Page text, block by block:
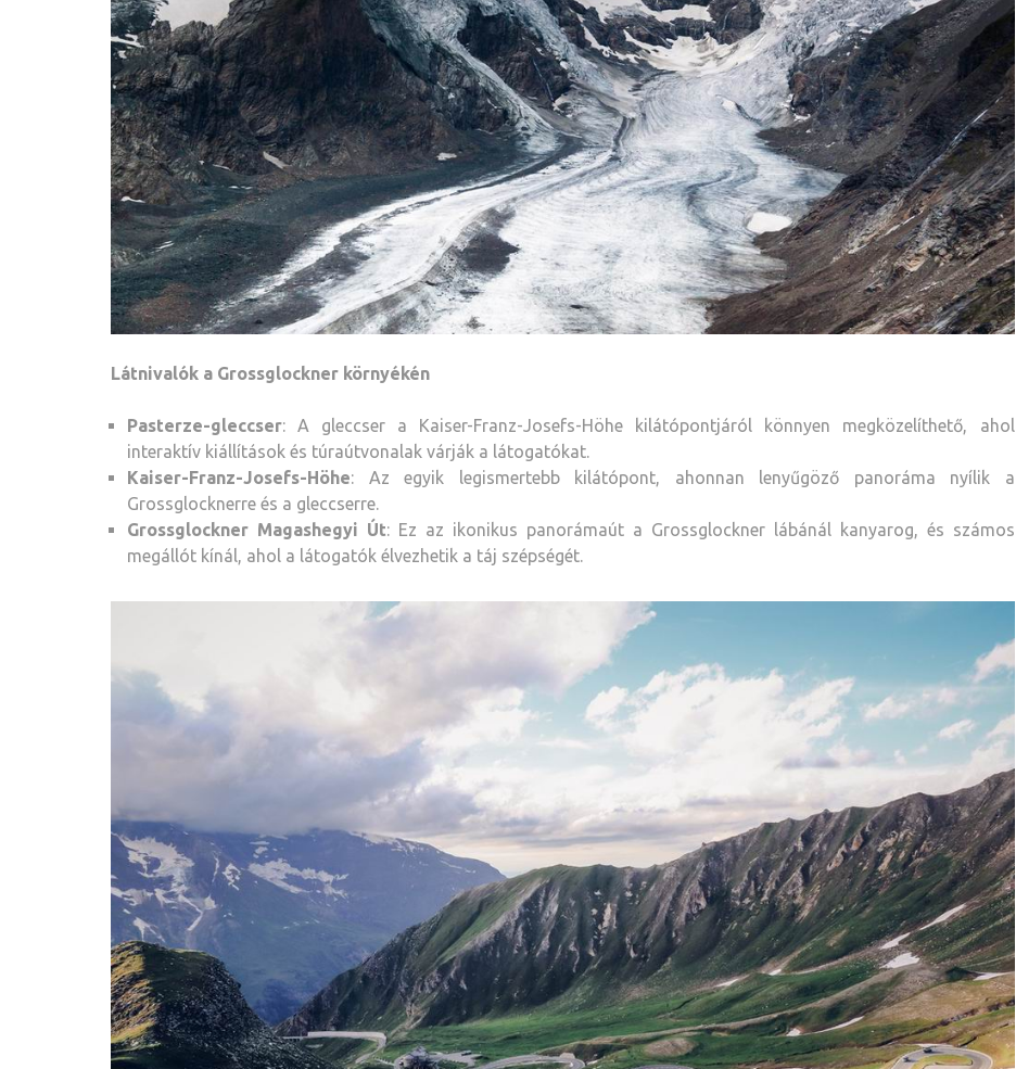
Látnivalók a Grossglockner környékén
Pasterze-gleccser: A gleccser a Kaiser-Franz-Josefs-Höhe kilátópontjáról könnyen megközelíthető, ahol
interaktív kiállítások és túraútvonalak várják a látogatókat.
Kaiser-Franz-Josefs-Höhe: Az egyik legismertebb kilátópont, ahonnan lenyűgöző panoráma nyílik a
Grossglocknerre és a gleccserre.
Grossglockner Magashegyi Út: Ez az ikonikus panorámaút a Grossglockner lábánál kanyarog, és számos
megállót kínál, ahol a látogatók élvezhetik a táj szépségét.